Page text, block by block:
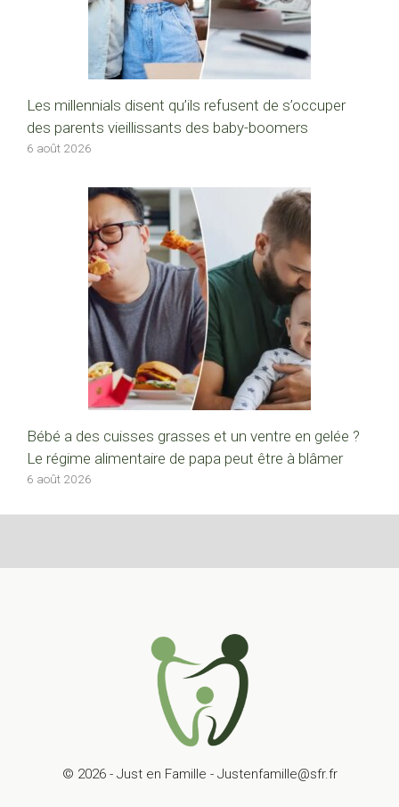
Les millennials disent qu’ils refusent de s’occuper
des parents vieillissants des baby-boomers
6 août 2026
Bébé a des cuisses grasses et un ventre en gelée ?
Le régime alimentaire de papa peut être à blâmer
6 août 2026
© 2026 - Just en Famille - Justenfamille@sfr.fr